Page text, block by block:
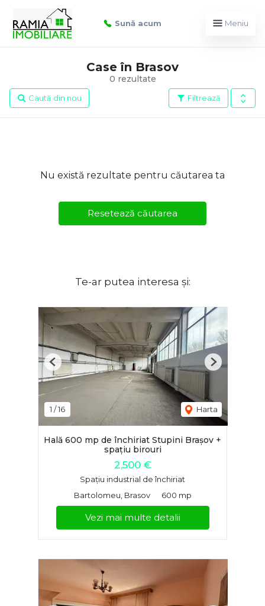
Sună acum Meniu
0 rezultate
Case în Brasov
Filtrează
Caută din nou
Nu există rezultate pentru căutarea ta
Resetează căutarea
Te-ar putea interesa și:
1 /16 Harta
Previous Next
Hală 600 mp de închiriat Stupini Brașov +
spațiu birouri
2,500 €
Spațiu industrial de închiriat
Bartolomeu, Brasov
600 mp
Vezi mai multe detalii